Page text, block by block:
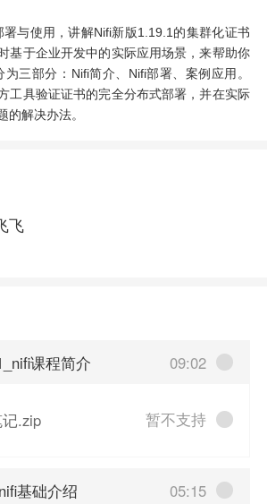
与使用，讲解Nifi新版1.19.1的集群化证书
基于企业开发中的实际应用场景，来帮助你
三部分：Nifi简介、Nifi部署、案例应用。
工具验证证书的完全分布式部署，并在实际
的解决办法。
飞
课程简介 09:02
.zip 暂不支持
基础介绍 05:15